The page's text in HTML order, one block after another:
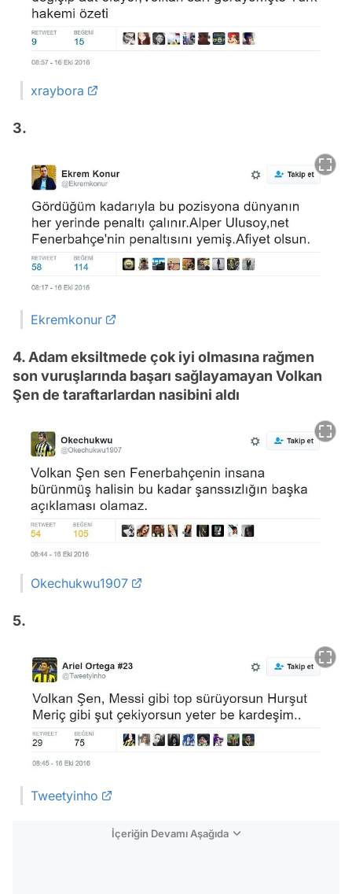
xraybora
3.
Ekremkonur
4. Adam eksiltmede çok iyi olmasına rağmen
son vuruşlarında başarı sağlayamayan Volkan
Şen de taraftarlardan nasibini aldı
Okechukwu1907
5.
Tweetyinho
İçeriğin Devamı Aşağıda